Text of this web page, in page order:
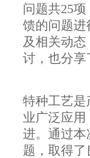
问题共25
馈的问题进
及相关动
讨，也分享
特种工艺是
业广泛应
进。通过本
题，取得